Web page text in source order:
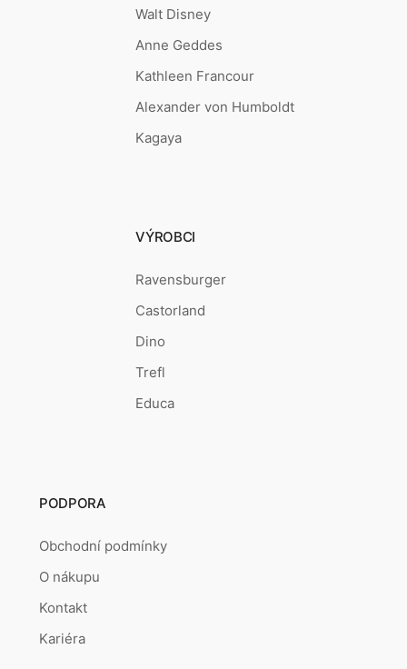
Walt Disney
Anne Geddes
Kathleen Francour
Alexander von Humboldt
Kagaya
VÝROBCI
Ravensburger
Castorland
Dino
Trefl
Educa
PODPORA
Obchodní podmínky
O nákupu
Kontakt
Kariéra